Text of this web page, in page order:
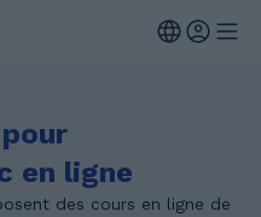
en ligne
des cours en ligne de